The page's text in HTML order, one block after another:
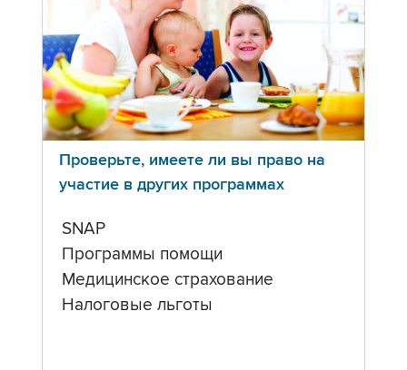
Проверьте, имеете ли вы право на
участие в других программах
SNAP
Программы помощи
Медицинское страхование
Налоговые льготы